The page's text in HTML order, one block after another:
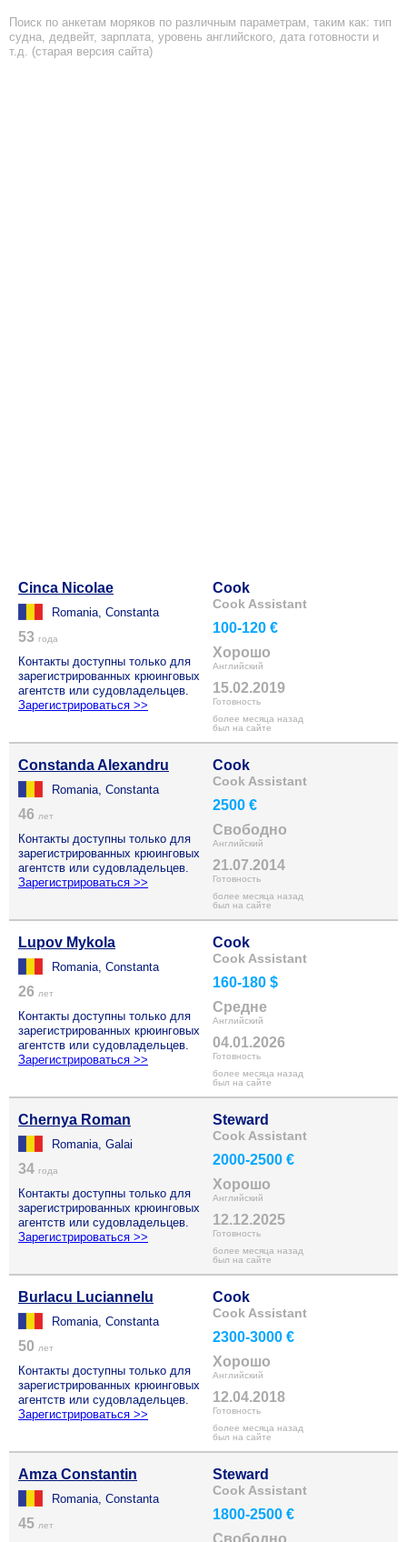
Поиск по анкетам моряков по различным параметрам, таким как: тип
судна, дедвейт, зарплата, уровень английского, дата готовности и
т.д. (старая версия сайта)
Cinca Nicolae
Romania, Constanta
53 года
Контакты доступны только для
зарегистрированных крюинговых
агентств или судовладельцев.
Зарегистрироваться >>
Cook
Cook Assistant
100-120 €
Хорошо
Английский
15.02.2019
Готовность
более месяца назад
был на сайте
Constanda Alexandru
Romania, Constanta
46 лет
Контакты доступны только для
зарегистрированных крюинговых
агентств или судовладельцев.
Зарегистрироваться >>
Cook
Cook Assistant
2500 €
Свободно
Английский
21.07.2014
Готовность
более месяца назад
был на сайте
Lupov Mykola
Romania, Constanta
26 лет
Контакты доступны только для
зарегистрированных крюинговых
агентств или судовладельцев.
Зарегистрироваться >>
Cook
Cook Assistant
160-180 $
Средне
Английский
04.01.2026
Готовность
более месяца назад
был на сайте
Chernya Roman
Romania, Galai
34 года
Контакты доступны только для
зарегистрированных крюинговых
агентств или судовладельцев.
Зарегистрироваться >>
Steward
Cook Assistant
2000-2500 €
Хорошо
Английский
12.12.2025
Готовность
более месяца назад
был на сайте
Burlacu Luciannelu
Romania, Constanta
50 лет
Контакты доступны только для
зарегистрированных крюинговых
агентств или судовладельцев.
Зарегистрироваться >>
Cook
Cook Assistant
2300-3000 €
Хорошо
Английский
12.04.2018
Готовность
более месяца назад
был на сайте
Amza Constantin
Romania, Constanta
45 лет
Steward
Cook Assistant
1800-2500 €
Свободно